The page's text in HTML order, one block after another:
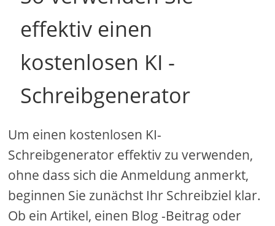
effektiv einen
kostenlosen KI -
Schreibgenerator
Um einen kostenlosen KI-
Schreibgenerator effektiv zu verwenden,
ohne dass sich die Anmeldung anmerkt,
beginnen Sie zunächst Ihr Schreibziel klar.
Ob ein Artikel, einen Blog -Beitrag oder